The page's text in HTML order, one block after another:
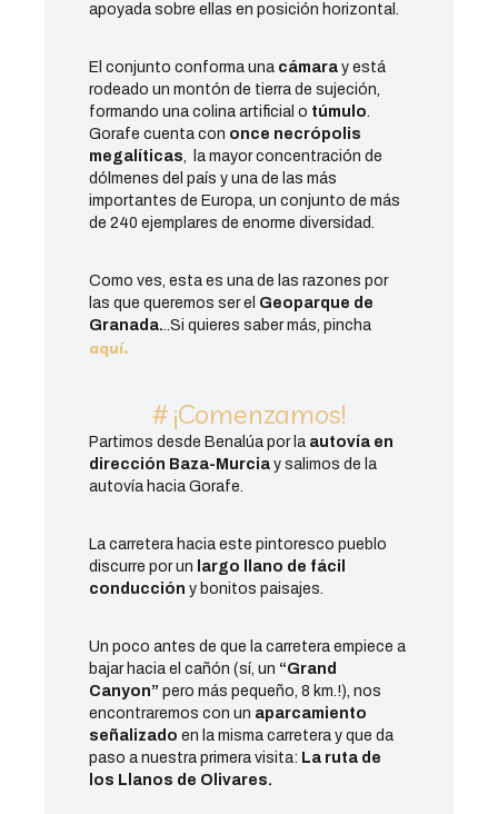
apoyada sobre ellas en posición horizontal.
El conjunto conforma una cámara y está
rodeado un montón de tierra de sujeción,
formando una colina artificial o túmulo.
Gorafe cuenta con once necrópolis
megalíticas, la mayor concentración de
dólmenes del país y una de las más
importantes de Europa, un conjunto de más
de 240 ejemplares de enorme diversidad.
Como ves, esta es una de las razones por
las que queremos ser el Geoparque de
Granada...Si quieres saber más, pincha
aquí.
# ¡Comenzamos!
Partimos desde Benalúa por la autovía en
dirección Baza-Murcia y salimos de la
autovía hacia Gorafe.
La carretera hacia este pintoresco pueblo
discurre por un largo llano de fácil
conducción y bonitos paisajes.
Un poco antes de que la carretera empiece a
bajar hacia el cañón (sí, un “Grand
Canyon” pero más pequeño, 8 km.!), nos
encontraremos con un aparcamiento
señalizado en la misma carretera y que da
paso a nuestra primera visita: La ruta de
los Llanos de Olivares.